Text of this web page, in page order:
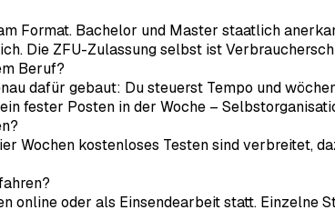
Format. Bachelor und Master staatlich
Die ZFU-Zulassung selbst ist
Beruf?
dafür gebaut: Du steuerst Tempo und
fester Posten in der Woche –
Wochen kostenloses Testen sind verbreitet,
online oder als Einsendearbeit statt. Einzelne